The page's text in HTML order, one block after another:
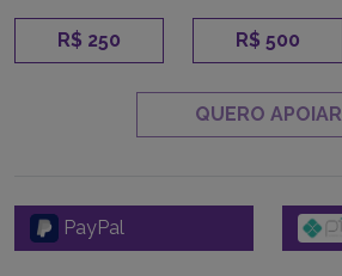
R$ 250 R$ 500
QUERO APOIAR
PayPal